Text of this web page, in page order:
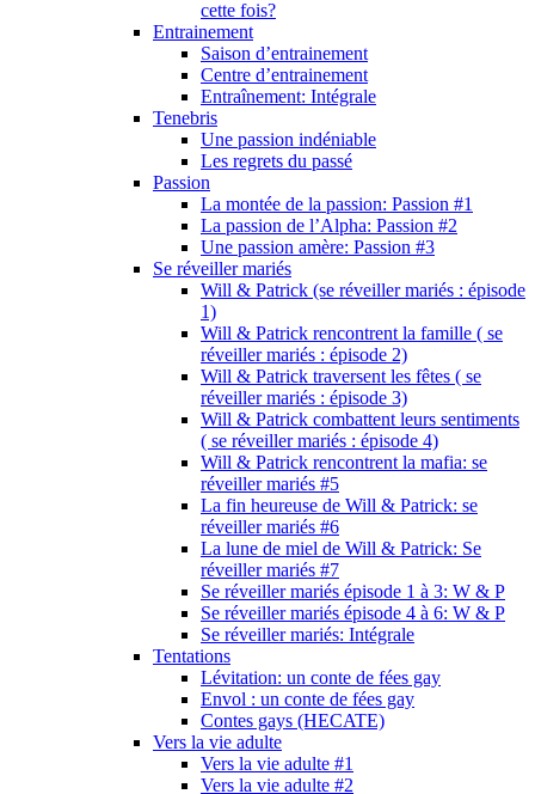
cette fois?
Entrainement
Saison d’entrainement
Centre d’entrainement
Entraînement: Intégrale
Tenebris
Une passion indéniable
Les regrets du passé
Passion
La montée de la passion: Passion #1
La passion de l’Alpha: Passion #2
Une passion amère: Passion #3
Se réveiller mariés
Will & Patrick (se réveiller mariés : épisode
1)
Will & Patrick rencontrent la famille ( se
réveiller mariés : épisode 2)
Will & Patrick traversent les fêtes ( se
réveiller mariés : épisode 3)
Will & Patrick combattent leurs sentiments
( se réveiller mariés : épisode 4)
Will & Patrick rencontrent la mafia: se
réveiller mariés #5
La fin heureuse de Will & Patrick: se
réveiller mariés #6
La lune de miel de Will & Patrick: Se
réveiller mariés #7
Se réveiller mariés épisode 1 à 3: W & P
Se réveiller mariés épisode 4 à 6: W & P
Se réveiller mariés: Intégrale
Tentations
Lévitation: un conte de fées gay
Envol : un conte de fées gay
Contes gays (HECATE)
Vers la vie adulte
Vers la vie adulte #1
Vers la vie adulte #2